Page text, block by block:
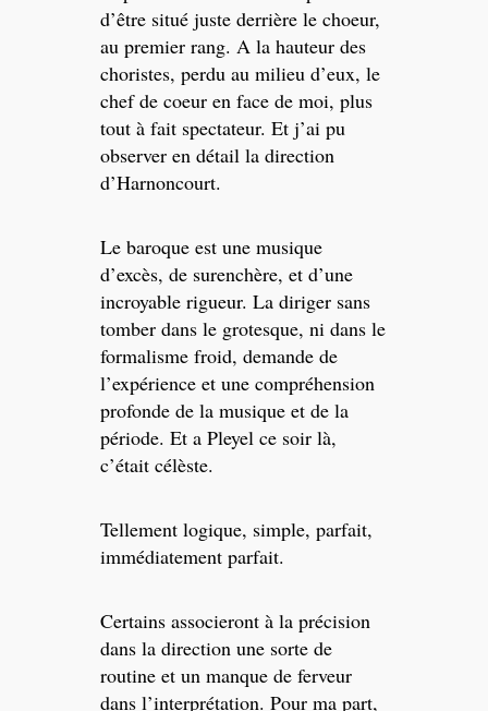
d’être situé juste derrière le choeur,
au premier rang. A la hauteur des
choristes, perdu au milieu d’eux, le
chef de coeur en face de moi, plus
tout à fait spectateur. Et j’ai pu
observer en détail la direction
d’Harnoncourt.
Le baroque est une musique
d’excès, de surenchère, et d’une
incroyable rigueur. La diriger sans
tomber dans le grotesque, ni dans le
formalisme froid, demande de
l’expérience et une compréhension
profonde de la musique et de la
période. Et a Pleyel ce soir là,
c’était célèste.
Tellement logique, simple, parfait,
immédiatement parfait.
Certains associeront à la précision
dans la direction une sorte de
routine et un manque de ferveur
dans l’interprétation. Pour ma part,